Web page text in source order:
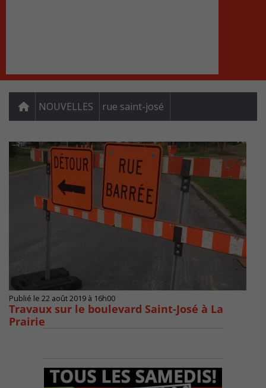
NOUVELLES rue saint-josé
Publié le 22 août 2019 à 16h00
Travaux sur le boulevard Saint-José à La
Prairie